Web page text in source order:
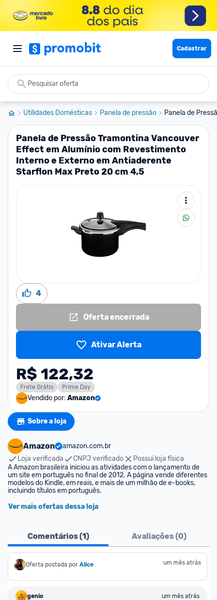
Cadastrar
Utilidades Domésticas Panela de pressão Panela de
Panela de Pressão Tramontina Vancouver
Effect em Alumínio com Revestimento
Interno e Externo em Antiaderente
Starflon Max Preto 20 cm 4,5
4
Oferta encerrada
Ativar Alerta
R$ 122,32
Frete Grátis Prime Day
Vendido por: Amazon
Sobre a loja
Amazon
amazon.com.br
Loja verificada
CNPJ verificado
Possui loja física
A Amazon brasileira iniciou as atividades com o lançamento de
um site em português no final de 2012. A página vende diferentes
modelos do Kindle, em reais, e mais de um milhão de e-books,
incluindo títulos em português.
Ver mais ofertas dessa loja
Comentários (1) Avaliações (0)
Oferta postada por Alice um mês atrás
genio
um mês atrás